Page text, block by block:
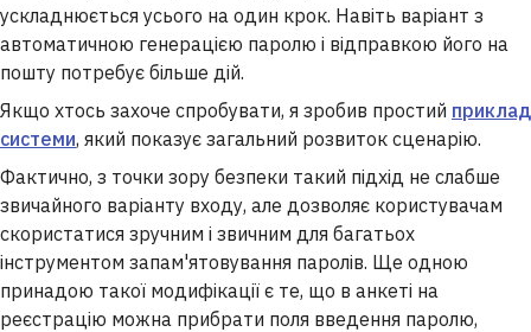
ускладнюється усього на один крок. Навіть варіант з
автоматичною генерацією паролю і відправкою його на
пошту потребує більше дій.
Якщо хтось захоче спробувати, я зробив простий приклад
системи, який показує загальний розвиток сценарію.
Фактично, з точки зору безпеки такий підхід не слабше
звичайного варіанту входу, але дозволяє користувачам
скористатися зручним і звичним для багатьох
інструментом запам'ятовування паролів. Ще одною
принадою такої модифікації є те, що в анкеті на
реєстрацію можна прибрати поля введення паролю,